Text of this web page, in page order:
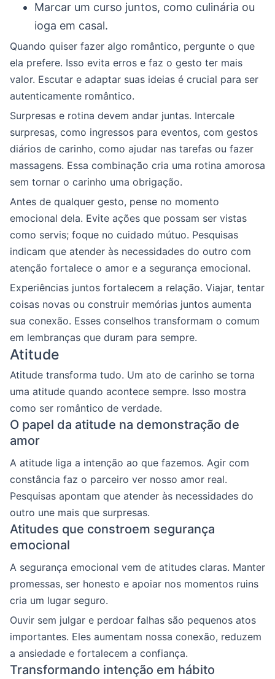
Marcar um curso juntos, como culinária ou
ioga em casal.
Quando quiser fazer algo romântico, pergunte o que
ela prefere. Isso evita erros e faz o gesto ter mais
valor. Escutar e adaptar suas ideias é crucial para ser
autenticamente romântico.
Surpresas e rotina devem andar juntas. Intercale
surpresas, como ingressos para eventos, com gestos
diários de carinho, como ajudar nas tarefas ou fazer
massagens. Essa combinação cria uma rotina amorosa
sem tornar o carinho uma obrigação.
Antes de qualquer gesto, pense no momento
emocional dela. Evite ações que possam ser vistas
como servis; foque no cuidado mútuo. Pesquisas
indicam que atender às necessidades do outro com
atenção fortalece o amor e a segurança emocional.
Experiências juntos fortalecem a relação. Viajar, tentar
coisas novas ou construir memórias juntos aumenta
sua conexão. Esses conselhos transformam o comum
em lembranças que duram para sempre.
Atitude
Atitude transforma tudo. Um ato de carinho se torna
uma atitude quando acontece sempre. Isso mostra
como ser romântico de verdade.
O papel da atitude na demonstração de
amor
A atitude liga a intenção ao que fazemos. Agir com
constância faz o parceiro ver nosso amor real.
Pesquisas apontam que atender às necessidades do
outro une mais que surpresas.
Atitudes que constroem segurança
emocional
A segurança emocional vem de atitudes claras. Manter
promessas, ser honesto e apoiar nos momentos ruins
cria um lugar seguro.
Ouvir sem julgar e perdoar falhas são pequenos atos
importantes. Eles aumentam nossa conexão, reduzem
a ansiedade e fortalecem a confiança.
Transformando intenção em hábito